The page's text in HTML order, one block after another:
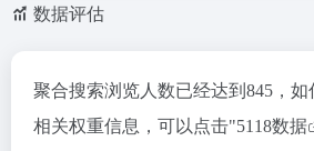
数据评估
聚合搜索浏览人数已经达到845，
相关权重信息，可以点击"5118数据